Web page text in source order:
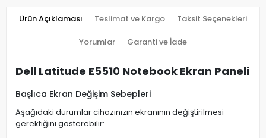
Ürün Açıklaması Teslimat ve Kargo Taksit Seçenekleri
Yorumlar Garanti ve İade
Dell Latitude E5510 Notebook Ekran Paneli
Başlıca Ekran Değişim Sebepleri
Aşağıdaki durumlar cihazınızın ekranının değiştirilmesi
gerektiğini gösterebilir: